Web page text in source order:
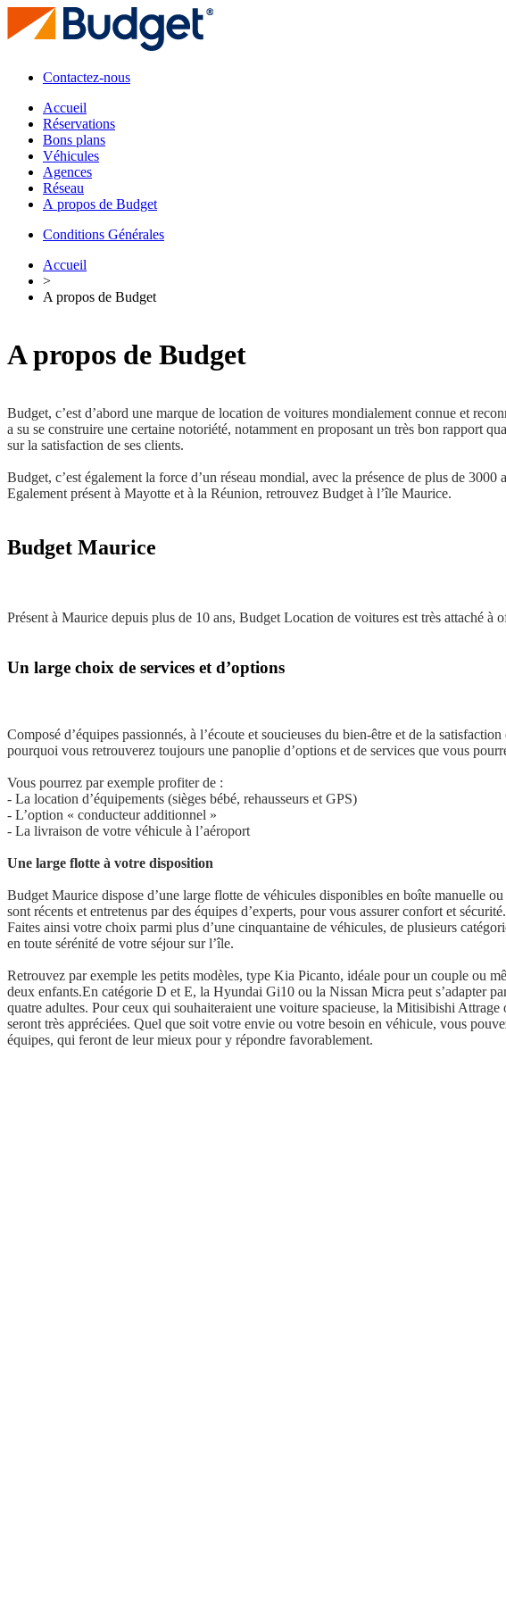
Contactez-nous
Accueil
Réservations
Bons plans
Véhicules
Agences
Réseau
A propos de Budget
Conditions Générales
Accueil
>
A propos de Budget